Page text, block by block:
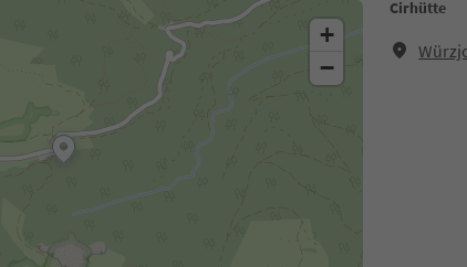
Cirhütte
+
−